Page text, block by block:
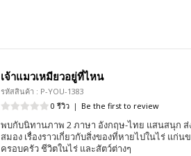
เจ้าแมวเหมียวอยู่ที่ไหน
รหัสสินค้า : P-YOU-1383
0 รีวิว | Be the first to review
พบกับนิทานภาพ 2 ภาษา อังกฤษ-ไทย แสนสนุก
สมอง เรื่องราวเกี่ยวกับสิ่งของที่หายไปในไร่ แก่น
ครอบครัว ชีวิตในไร่ และสัตว์ต่างๆ